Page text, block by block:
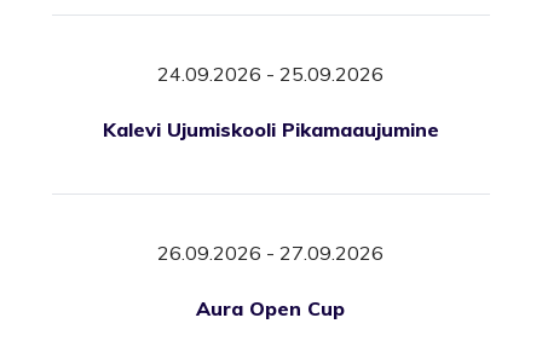
24.09.2026 - 25.09.2026
Kalevi Ujumiskooli Pikamaaujumine
26.09.2026 - 27.09.2026
Aura Open Cup